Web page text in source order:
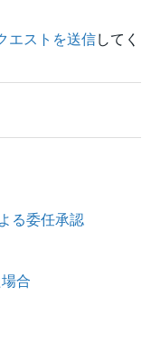
エストを送信してく
る委任承認
合